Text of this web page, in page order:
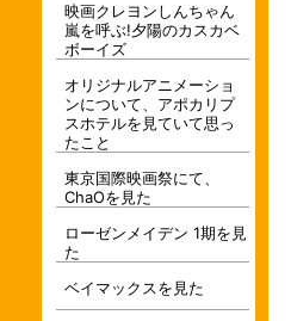
映画クレヨンしんちゃん
嵐を呼ぶ!夕陽のカスカベ
ボーイズ
オリジナルアニメーショ
ンについて、アポカリプ
スホテルを見ていて思っ
たこと
東京国際映画祭にて、
ChaOを見た
ローゼンメイデン 1期を見
た
ベイマックスを見た